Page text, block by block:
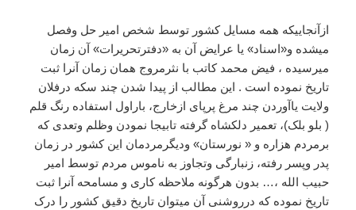
ازآنجاییکه همه مسایل کشور توسط شخص امیر حل وفصل
میشده و«اسناد» یا عرایض آن به «دفترتحریرات» آن زمان
میرسیده ، فیض محمد کاتب با نثرمروج همان زمان آنرا ثبت
تاریخ نموده است . این مطالب از پیدا شدن چند سکه درفلان
ولایت یاآوردن چند مرغ پرپای ازخارج، باراول استفاده رنگ قلم
( بلو بلک)، تعمیر دلکشاه گرفته تابیجا نمودن وظلم وتعدی که
برمردم هزاره و « نورستان» ودیگرمردمان این کشور در زمان
پدر وپسر رفته، زنبارگی وتجاوز به ناموس مردم توسط امیر
حبیب الله ،… بدون هرگونه ملاحظه کاری و مسامحه آنرا ثبت
تاریخ نموده که درروشنی آن میتوان تاریخ دقیق کشور را درک